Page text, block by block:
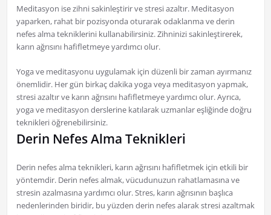
Meditasyon ise zihni sakinleştirir ve stresi azaltır. Meditasyon
yaparken, rahat bir pozisyonda oturarak odaklanma ve derin
nefes alma tekniklerini kullanabilirsiniz. Zihninizi sakinleştirerek,
karın ağrısını hafifletmeye yardımcı olur.
Yoga ve meditasyonu uygulamak için düzenli bir zaman ayırmanız
önemlidir. Her gün birkaç dakika yoga veya meditasyon yapmak,
stresi azaltır ve karın ağrısını hafifletmeye yardımcı olur. Ayrıca,
yoga ve meditasyon derslerine katılarak uzmanlar eşliğinde doğru
teknikleri öğrenebilirsiniz.
Derin Nefes Alma Teknikleri
Derin nefes alma teknikleri, karın ağrısını hafifletmek için etkili bir
yöntemdir. Derin nefes almak, vücudunuzun rahatlamasına ve
stresin azalmasına yardımcı olur. Stres, karın ağrısının başlıca
nedenlerinden biridir, bu yüzden derin nefes alarak stresi azaltmak